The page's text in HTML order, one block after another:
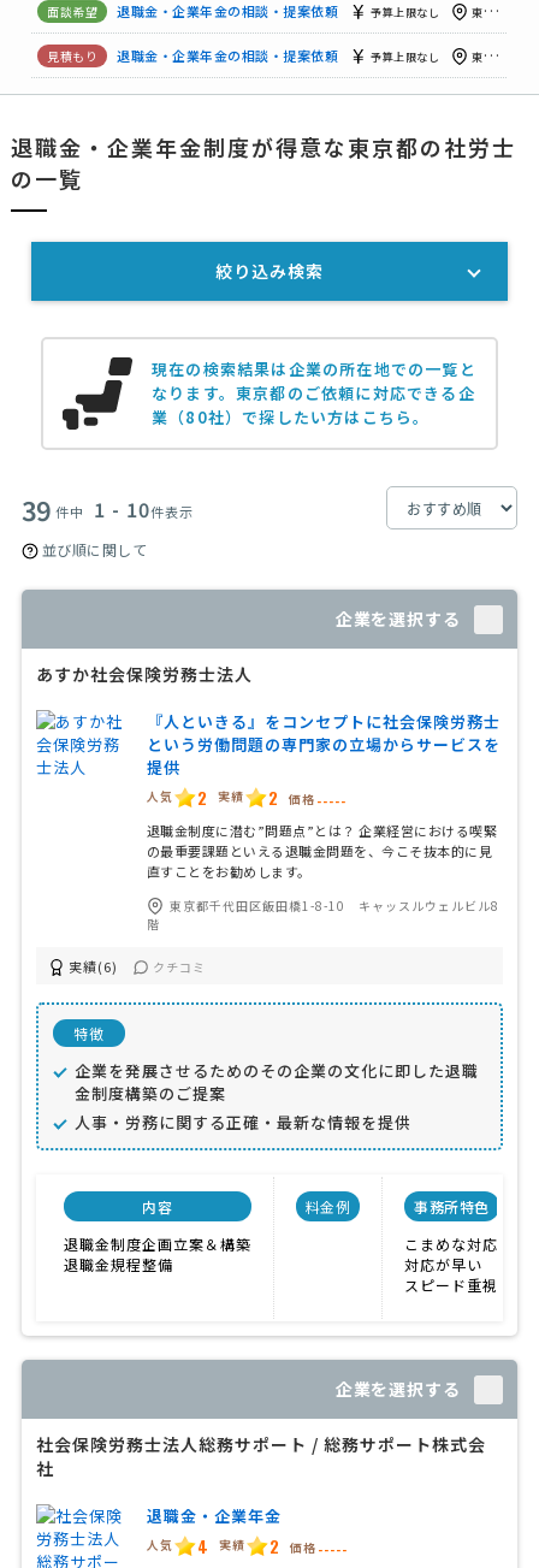
退職金・企業年金の相談・提案依頼 予算上限なし 東京都
退職金・企業年金の相談・提案依頼 予算上限なし 東京都
退職金・企業年金の相談・提案依頼
退職金・企業年金の相談・提案依頼 10万円まで 東京都
退職金・企業年金制度が得意な東京都の社労士
の一覧
現在の検索結果は企業の所在地での一覧と
なります。東京都のご依頼に対応できる企
業（80社）で探したい方はこちら。
39 件中 1 - 10件表示
並び順に関して
企業を選択する
あすか社会保険労務士法人
『人といきる』をコンセプトに社会保険労務士
という労働問題の専門家の立場からサービスを
提供
人気 2 実績 2 価格 -----
退職金制度に潜む”問題点”とは？ 企業経営における喫緊
の最重要課題といえる退職金問題を、今こそ抜本的に見
直すことをお勧めします。
東京都千代田区飯田橋1-8-10 キャッスルウェルビル8
階
実績(6) クチコミ
特徴
企業を発展させるためのその企業の文化に即した退職
金制度構築のご提案
人事・労務に関する正確・最新な情報を提供
内容
退職金制度企画立案＆構築
退職金規程整備
料金例
事務所特色
こまめな対応
対応が早い
スピード重視
企業を選択する
社会保険労務士法人総務サポート / 総務サポート株式会
社
退職金・企業年金
人気 4 実績 2 価格 -----
絞り込み検索